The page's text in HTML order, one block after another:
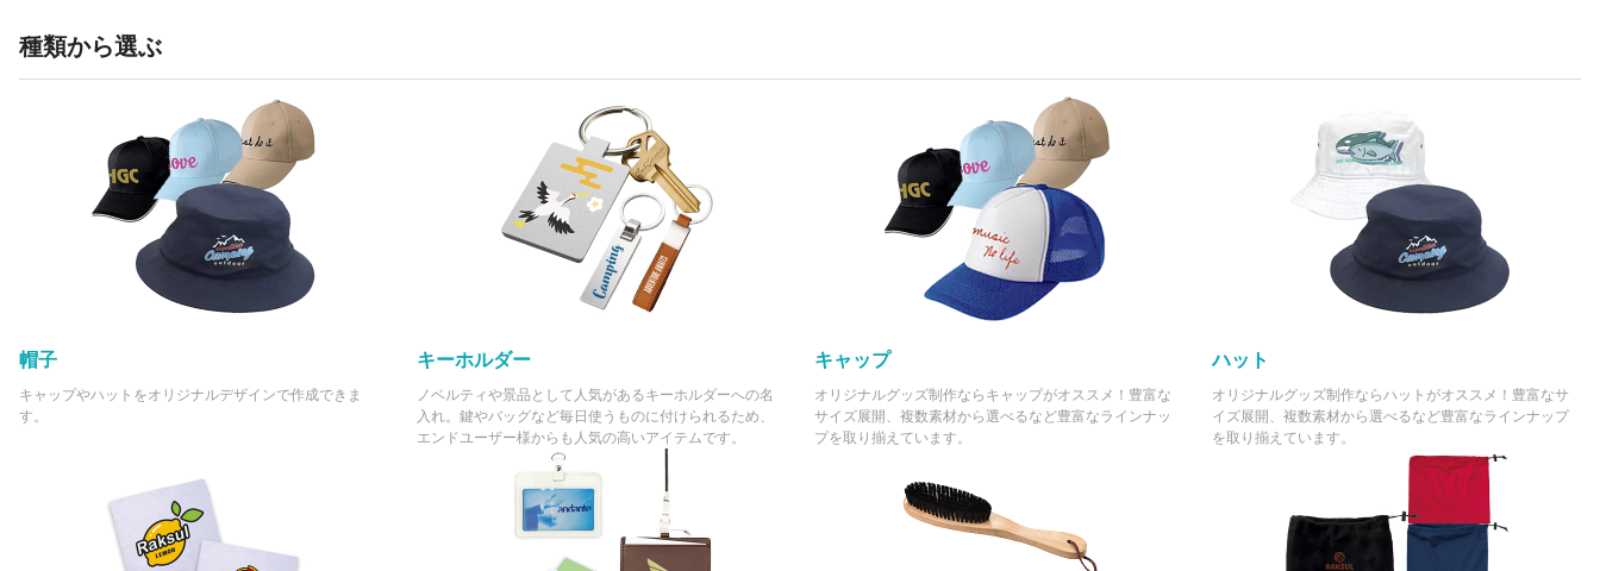
種類から選ぶ
帽子
キャップやハットをオリジナルデザインで作成できま
す。
キーホルダー
ノベルティや景品として人気があるキーホルダーへの名
入れ。鍵やバッグなど毎日使うものに付けられるため、
エンドユーザー様からも人気の高いアイテムです。
キャップ
オリジナルグッズ制作ならキャップがオススメ！豊富な
サイズ展開、複数素材から選べるなど豊富なラインナッ
プを取り揃えています。
ハット
オリジナルグッズ制作ならハットがオススメ！豊富なサ
イズ展開、複数素材から選べるなど豊富なラインナップ
を取り揃えています。